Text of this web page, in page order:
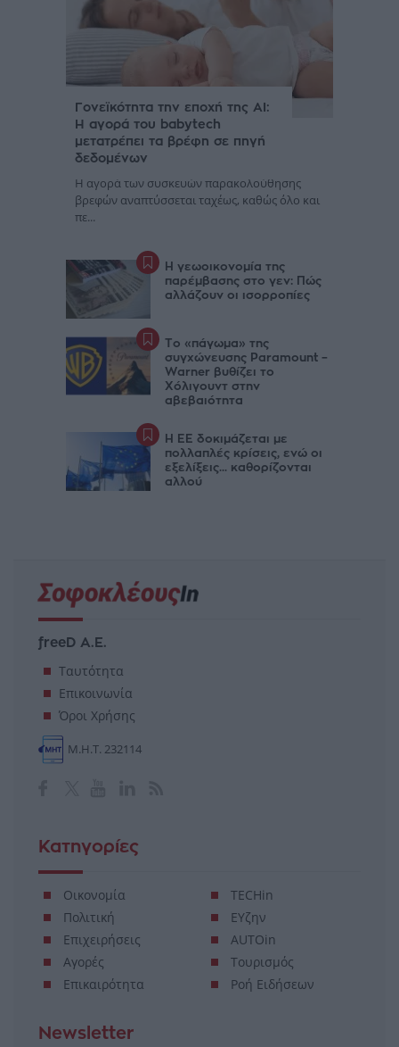
Γονεϊκότητα την εποχή της AI:
Η αγορά του babytech
μετατρέπει τα βρέφη σε πηγή
δεδομένων
Η αγορά των συσκευών παρακολούθησης
βρεφών αναπτύσσεται ταχέως, καθώς όλο και
πε...
Η γεωοικονομία της
παρέμβασης στο γεν: Πώς
αλλάζουν οι ισορροπίες
Το «πάγωμα» της
συγχώνευσης Paramount –
Warner βυθίζει το
Χόλιγουντ στην
αβεβαιότητα
Η ΕΕ δοκιμάζεται με
πολλαπλές κρίσεις, ενώ οι
εξελίξεις... καθορίζονται
αλλού
freeD Α.Ε.
Ταυτότητα
Επικοινωνία
Όροι Χρήσης
Μ.Η.Τ. 232114
Κατηγορίες
Οικονομία
Πολιτική
Επιχειρήσεις
Αγορές
Επικαιρότητα
TECHin
ΕΥζην
AUTOin
Τουρισμός
Ροή Ειδήσεων
Newsletter